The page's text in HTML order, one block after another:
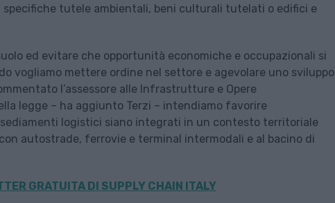
specifiche tutele ambientali, beni culturali tutelati o edifici e
ed evitare che opportunità economiche e occupazionali si
vogliamo mettere ordine nel settore e agevolare uno sviluppo
l’assessore alle Infrastrutture e Opere
legge – ha aggiunto Terzi – intendiamo favorire
logistici siano integrati in un contesto territoriale
autostrade, ferrovie e terminal intermodali e al bacino di
GRATUITA DI SUPPLY CHAIN ITALY